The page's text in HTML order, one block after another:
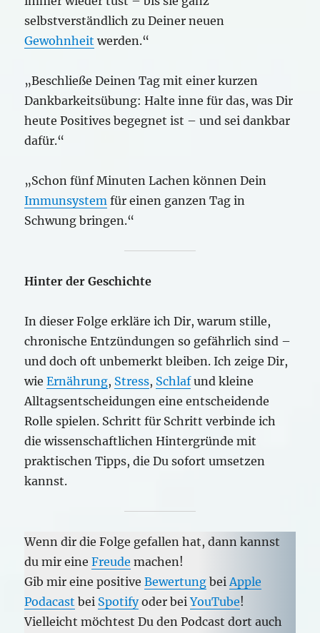
selbstverständlich zu Deiner neuen
Gewohnheit werden.“
„Beschließe Deinen Tag mit einer kurzen
Dankbarkeitsübung: Halte inne für das, was Dir
heute Positives begegnet ist – und sei dankbar
dafür.“
„Schon fünf Minuten Lachen können Dein
Immunsystem für einen ganzen Tag in
Schwung bringen.“
Hinter der Geschichte
In dieser Folge erkläre ich Dir, warum stille,
chronische Entzündungen so gefährlich sind –
und doch oft unbemerkt bleiben. Ich zeige Dir,
wieErnährung, Stress, Schlafund kleine
Alltagsentscheidungen eine entscheidende
Rolle spielen. Schritt für Schritt verbinde ich
die wissenschaftlichen Hintergründe mit
praktischen Tipps, die Du sofort umsetzen
kannst.
Wenn dir die Folge gefallen hat, dann kannst
du mir eineFreude machen!
Gib mir eine positiveBewertung bei Apple
Podacast bei Spotifyoder beiYouTube!
Vielleicht möchtest Du den Podcast dort auch